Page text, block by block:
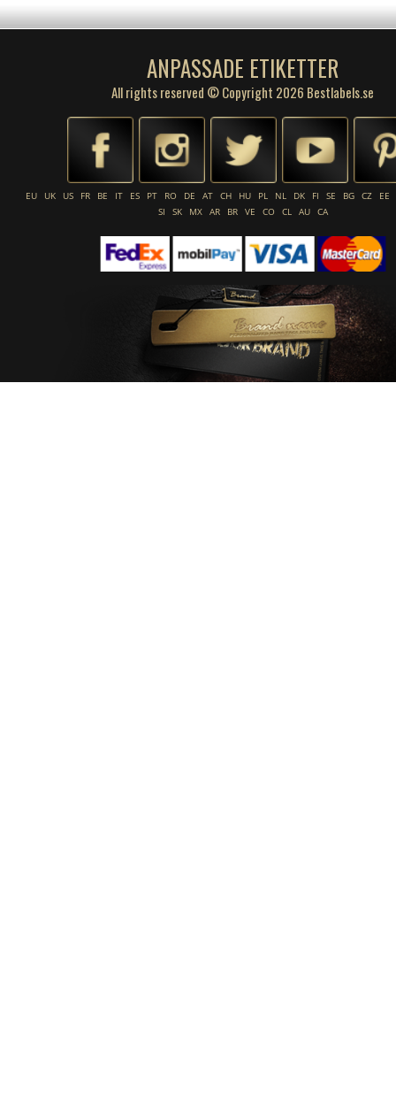
ANPASSADE ETIKETTER
All rights reserved © Copyright 2026 Bestlabels.se
EU UK US FR BE IT ES PT RO DE AT CH HU PL NL DK FI SE BG CZ
EE
SI
SK MX AR BR VE CO CL AU CA